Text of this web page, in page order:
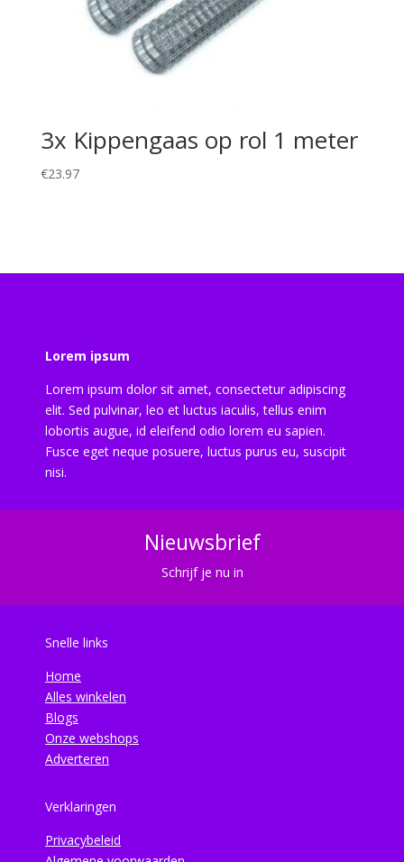
3x Kippengaas op rol 1 meter
€23.97
Lorem ipsum
Lorem ipsum dolor sit amet, consectetur adipiscing
elit. Sed pulvinar, leo et luctus iaculis, tellus enim
lobortis augue, id eleifend odio lorem eu sapien.
Fusce eget neque posuere, luctus purus eu, suscipit
nisi.
Nieuwsbrief
Schrijf je nu in
Snelle links
Home
Alles winkelen
Blogs
Onze webshops
Adverteren
Verklaringen
Privacybeleid